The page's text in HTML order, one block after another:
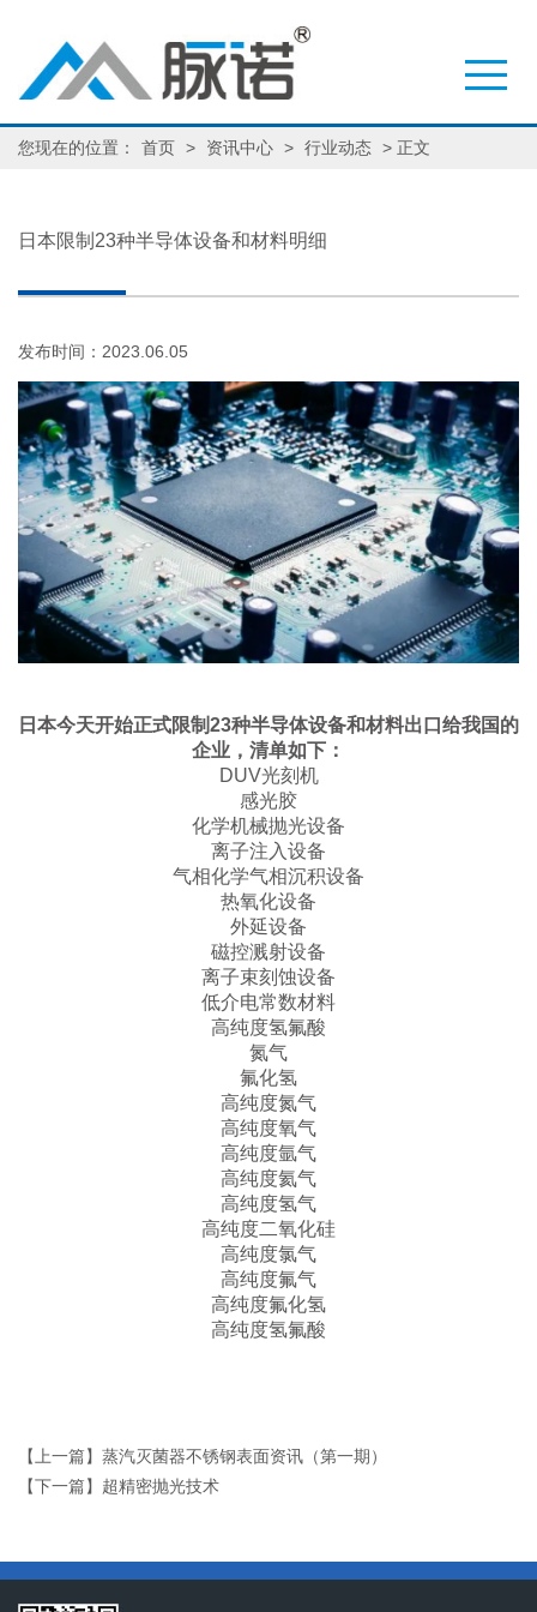
您现在的位置： 首页 > 资讯中心 > 行业动态 > 正文
日本限制23种半导体设备和材料明细
发布时间：2023.06.05
日本今天开始正式限制23种半导体设备和材料出口给我国的
企业，清单如下：
DUV光刻机
感光胶
化学机械抛光设备
离子注入设备
气相化学气相沉积设备
热氧化设备
外延设备
磁控溅射设备
离子束刻蚀设备
低介电常数材料
高纯度氢氟酸
氮气
氟化氢
高纯度氮气
高纯度氧气
高纯度氩气
高纯度氦气
高纯度氢气
高纯度二氧化硅
高纯度氯气
高纯度氟气
高纯度氟化氢
高纯度氢氟酸
【上一篇】 蒸汽灭菌器不锈钢表面资讯（第一期）
【下一篇】 超精密抛光技术